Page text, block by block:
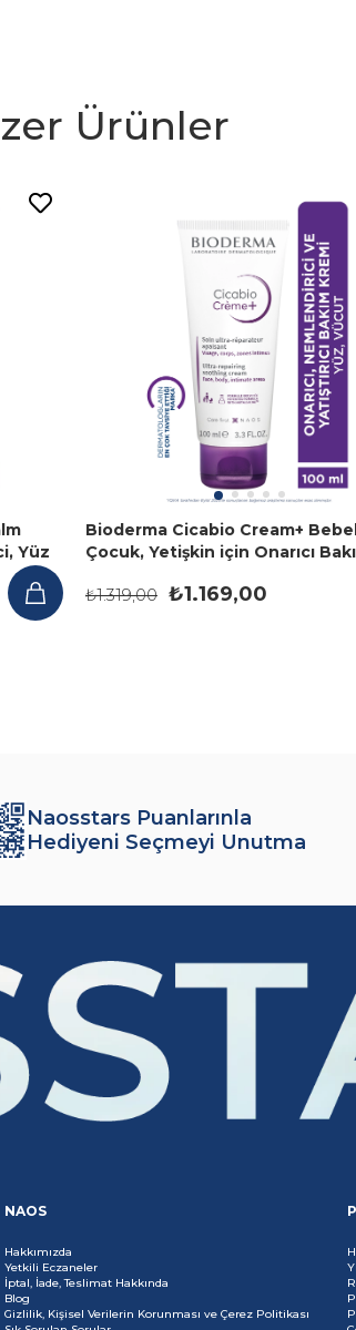
Ürünler
Yüz
Bioderma Cicabio Cream+
Çocuk, Yetişkin için Onarıcı
₺1.169,00
₺1.319,00
Naosstars Puanlarınla
Hediyeni Seçmeyi Unutma
NAOS
Hakkımızda
Yetkili Eczaneler
İptal, İade, Teslimat Hakkında
Blog
Gizlilik, Kişisel Verilerin Korunması ve Çerez Politikası